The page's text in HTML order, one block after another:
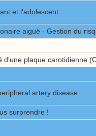
et l’adolescent
aiguë - Gestion du
d'une plaque carotidienne
artery disease
surprendre !